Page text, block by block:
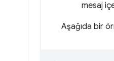
mesaj
Aşağıda bir